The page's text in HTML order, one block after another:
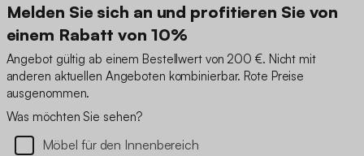
Melden Sie sich an und profitieren Sie von
einem Rabatt von 10%
Angebot gültig ab einem Bestellwert von 200 €. Nicht mit
anderen aktuellen Angeboten kombinierbar. Rote Preise
ausgenommen.
Was möchten Sie sehen?
Möbel für den Innenbereich